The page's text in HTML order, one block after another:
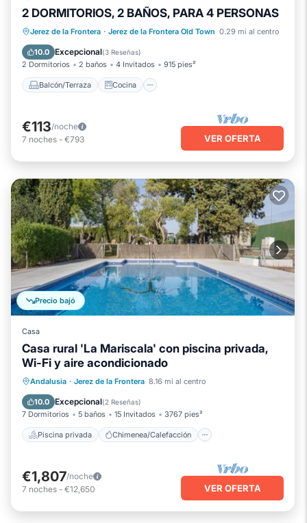
2 DORMITORIOS, 2 BAÑOS, PARA 4 PERSONAS
Jerez de la Frontera · Jerez de la Frontera Old Town 0.29 mi al centro
10.0 Excepcional(3 Reseñas)
2 Dormitorios 2 baños 4 Invitados 915 pies²
Balcón/Terraza Cocina
Balcón/Terraza
Cocina
Aparcamiento
€113/noche
7 noches - €793 VER OFERTA
Precio bajó
Casa
Casa rural 'La Mariscala' con piscina privada,
Wi-Fi y aire acondicionado
Andalusia · Jerez de la Frontera 8.16 mi al centro
10.0 Excepcional(2 Reseñas)
7 Dormitorios 5 baños 15 Invitados 3767 pies²
Piscina privada Chimenea/Calefacción
Piscina privada
Chimenea/Calefacción
Piscina
Balcón/Terraza
€1,807/noche
7 noches - €12,650 VER OFERTA